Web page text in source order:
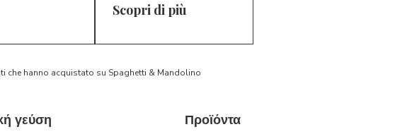
Scopri di più
che hanno acquistato su Spaghetti & Mandolino
γεύση Προϊόντα